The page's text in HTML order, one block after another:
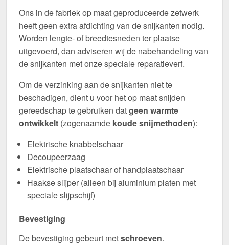
Ons in de fabriek op maat geproduceerde zetwerk
heeft geen extra afdichting van de snijkanten nodig.
Worden lengte- of breedtesneden ter plaatse
uitgevoerd, dan adviseren wij de nabehandeling van
de snijkanten met onze speciale reparatieverf.
Om de verzinking aan de snijkanten niet te
beschadigen, dient u voor het op maat snijden
gereedschap te gebruiken datgeen warmte
ontwikkelt (zogenaamde koude snijmethoden):
Elektrische knabbelschaar
Decoupeerzaag
Elektrische plaatschaar of handplaatschaar
Haakse slijper (alleen bij aluminium platen met
speciale slijpschijf)
Bevestiging
De bevestiging gebeurt metschroeven.